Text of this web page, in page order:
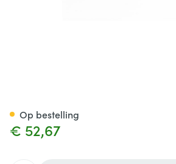
€ 52,67
Op bestelling